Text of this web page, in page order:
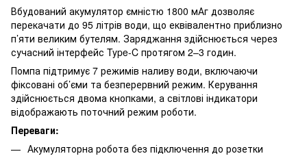
Вбудований акумулятор ємністю 1800 мАг дозволяє
перекачати до 95 літрів води, що еквівалентно приблизно
п’яти великим бутелям. Заряджання здійснюється через
сучасний інтерфейс Type-C протягом 2–3 годин.
Помпа підтримує 7 режимів наливу води, включаючи
фіксовані об’єми та безперервний режим. Керування
здійснюється двома кнопками, а світлові індикатори
відображають поточний режим роботи.
Переваги:
Акумуляторна робота без підключення до розетки